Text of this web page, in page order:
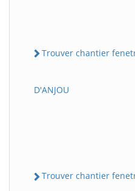
Trouver chantier
D'ANJOU
Trouver chantier